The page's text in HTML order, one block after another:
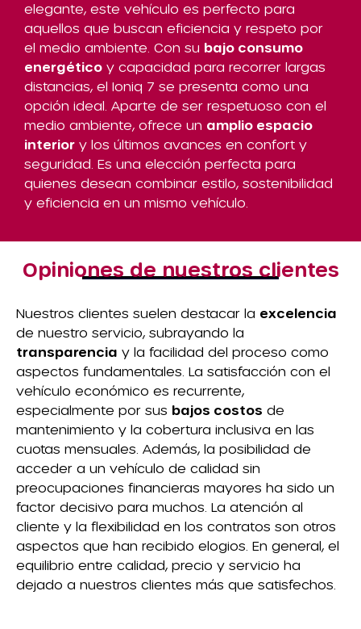
elegante, este vehículo es perfecto para
aquellos que buscan eficiencia y respeto por
el medio ambiente. Con su bajo consumo
energético y capacidad para recorrer largas
distancias, el Ioniq 7 se presenta como una
opción ideal. Aparte de ser respetuoso con el
medio ambiente, ofrece un amplio espacio
interior y los últimos avances en confort y
seguridad. Es una elección perfecta para
quienes desean combinar estilo, sostenibilidad
y eficiencia en un mismo vehículo.
Opiniones de nuestros clientes
Nuestros clientes suelen destacar la excelencia
de nuestro servicio, subrayando la
transparencia y la facilidad del proceso como
aspectos fundamentales. La satisfacción con el
vehículo económico es recurrente,
especialmente por sus bajos costos de
mantenimiento y la cobertura inclusiva en las
cuotas mensuales. Además, la posibilidad de
acceder a un vehículo de calidad sin
preocupaciones financieras mayores ha sido un
factor decisivo para muchos. La atención al
cliente y la flexibilidad en los contratos son otros
aspectos que han recibido elogios. En general, el
equilibrio entre calidad, precio y servicio ha
dejado a nuestros clientes más que satisfechos.